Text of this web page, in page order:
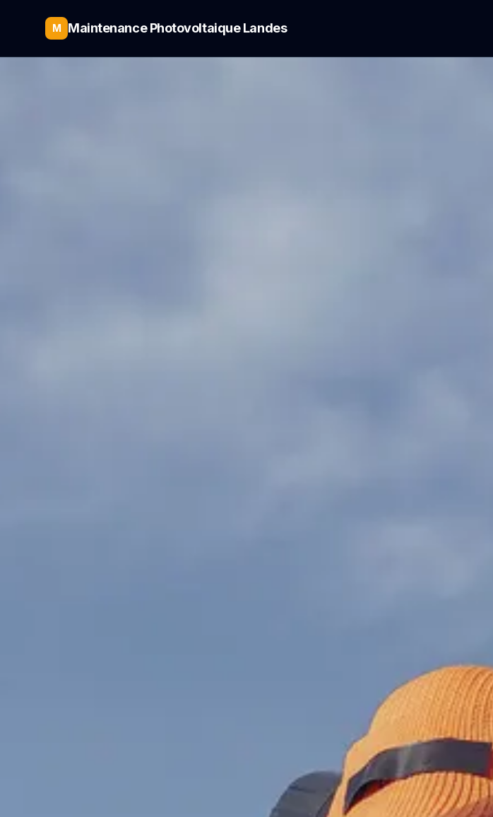
M Maintenance Photovoltaique Landes